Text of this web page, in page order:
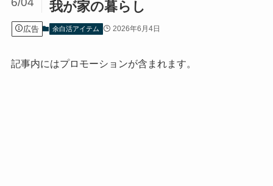
我が家の暮らし
広告 余白活アイテム 2026年6月4日
記事内にはプロモーションが含まれます。